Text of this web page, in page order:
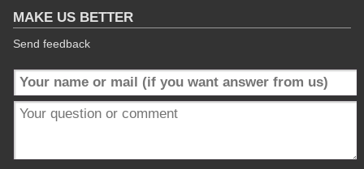
MAKE US BETTER
Send feedback